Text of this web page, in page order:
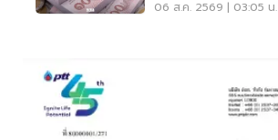
สูงสุด 117,000 บาท
06 ส.ค. 2569 | 03:05 น.